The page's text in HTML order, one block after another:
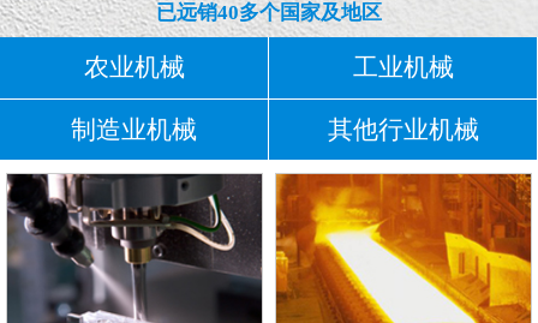
已远销40多个国家及地区
农业机械 工业机械
制造业机械 其他行业机械